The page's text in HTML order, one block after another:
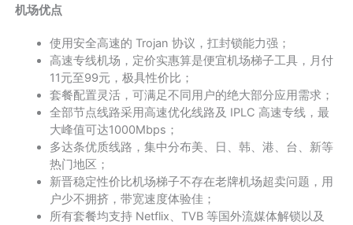
机场优点
使用安全高速的 Trojan 协议，扛封锁能力强；
高速专线机场，定价实惠算是便宜机场梯子工具，月付
11元至99元，极具性价比；
套餐配置灵活，可满足不同用户的绝大部分应用需求；
全部节点线路采用高速优化线路及 IPLC 高速专线，最
大峰值可达1000Mbps；
多达条优质线路，集中分布美、日、韩、港、台、新等
热门地区；
新晋稳定性价比机场梯子不存在老牌机场超卖问题，用
户少不拥挤，带宽速度体验佳；
所有套餐均支持 Netflix、TVB 等国外流媒体解锁以及